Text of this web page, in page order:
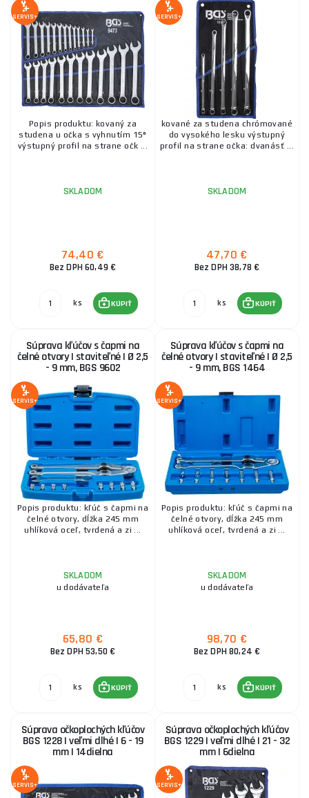
SERVIS+
Popis produktu: kovaný za
studena u očka s vyhnutím 15°
výstupný profil na strane očk ...
SKLADOM
74,40 €
Bez DPH 60,49 €
ks KÚPIŤ
SERVIS+
kované za studena chrómované
do vysokého lesku výstupný
profil na strane očka: dvanásť ...
SKLADOM
47,70 €
Bez DPH 38,78 €
ks KÚPIŤ
Súprava kľúčov s čapmi na
čelné otvory | staviteľné | Ø 2,5
- 9 mm, BGS 9602
SERVIS+
Popis produktu: kľúč s čapmi na
čelné otvory, dĺžka 245 mm
uhlíková oceľ, tvrdená a zi ...
SKLADOM
u dodávateľa
65,80 €
Bez DPH 53,50 €
ks KÚPIŤ
Súprava kľúčov s čapmi na
čelné otvory | staviteľné | Ø 2,5
- 9 mm, BGS 1464
SERVIS+
Popis produktu: kľúč s čapmi na
čelné otvory, dĺžka 245 mm
uhlíková oceľ, tvrdená a zi ...
SKLADOM
u dodávateľa
98,70 €
Bez DPH 80,24 €
ks KÚPIŤ
Súprava očkoplochých kľúčov
BGS 1228 | veľmi dlhé | 6 - 19
mm | 14dielna
SERVIS+
Súprava očkoplochých kľúčov
BGS 1229 | veľmi dlhé | 21 - 32
mm | 6dielna
SERVIS+